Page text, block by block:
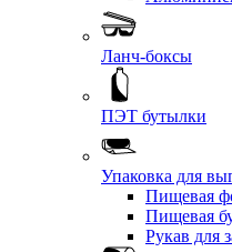
Ланч-боксы
ПЭТ бутылки
Упаковка для
Пищевая
Пищевая
Рукав для